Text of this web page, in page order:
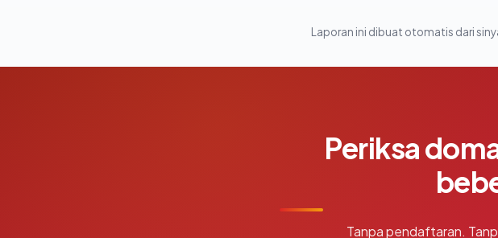
Laporan ini dibuat otomatis dari
Periksa
Tanpa pendaftaran.